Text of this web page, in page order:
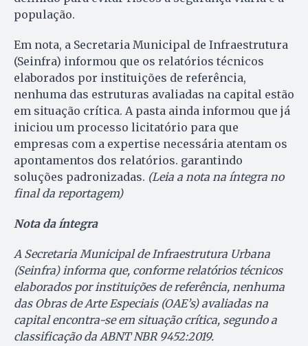
população.
Em nota, a Secretaria Municipal de Infraestrutura
(Seinfra) informou que os relatórios técnicos
elaborados por instituições de referência,
nenhuma das estruturas avaliadas na capital estão
em situação crítica. A pasta ainda informou que já
iniciou um processo licitatório para que
empresas com a expertise necessária atentam os
apontamentos dos relatórios. garantindo
soluções padronizadas. (Leia a nota na íntegra no
final da reportagem)
Nota da íntegra
A Secretaria Municipal de Infraestrutura Urbana
(Seinfra) informa que, conforme relatórios técnicos
elaborados por instituições de referência, nenhuma
das Obras de Arte Especiais (OAE’s) avaliadas na
capital encontra-se em situação crítica, segundo a
classificação da ABNT NBR 9452:2019.